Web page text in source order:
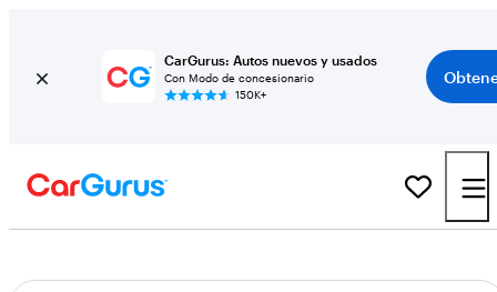
CarGurus: Autos nuevos y usados
Con Modo de concesionario
150K+